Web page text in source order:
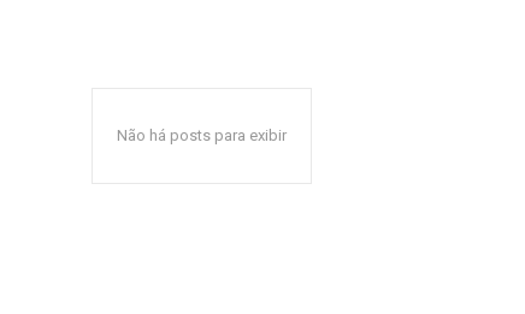
Não há posts para exibir